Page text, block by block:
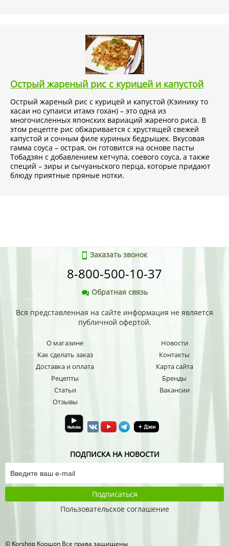
Острый жареный рис с курицей и капустой
Острый жареный рис с курицей и капустой (Кэинику то
хасаи но супаиси итамэ гохан) – это одна из
многочисленных японских вариаций жареного риса. В
этом рецепте рис обжаривается с хрустящей свежей
капустой и сочным филе куриных бедрышек. Вкусовая
гамма соуса – острая, он готовится на основе пасты
Тобадзян с добавлением кетчупа, соевого соуса, а также
специй – зиры и сычуаньского перца, которые придают
блюду приятные пряные нотки.
Заказать звонок
8-800-500-10-37
Обратная связь
Вся представленная на сайте информация не является
публичной офертой.
О магазине
Как сделать заказ
Доставка и оплата
Рецепты
Статьи
Отзывы
Новости
Контакты
Карта сайта
Бренды
Вакансии
ПОДПИСКА НА НОВОСТИ
Подписаться
Пользовательское соглашение
© Korshop Koршоп Все права защищены